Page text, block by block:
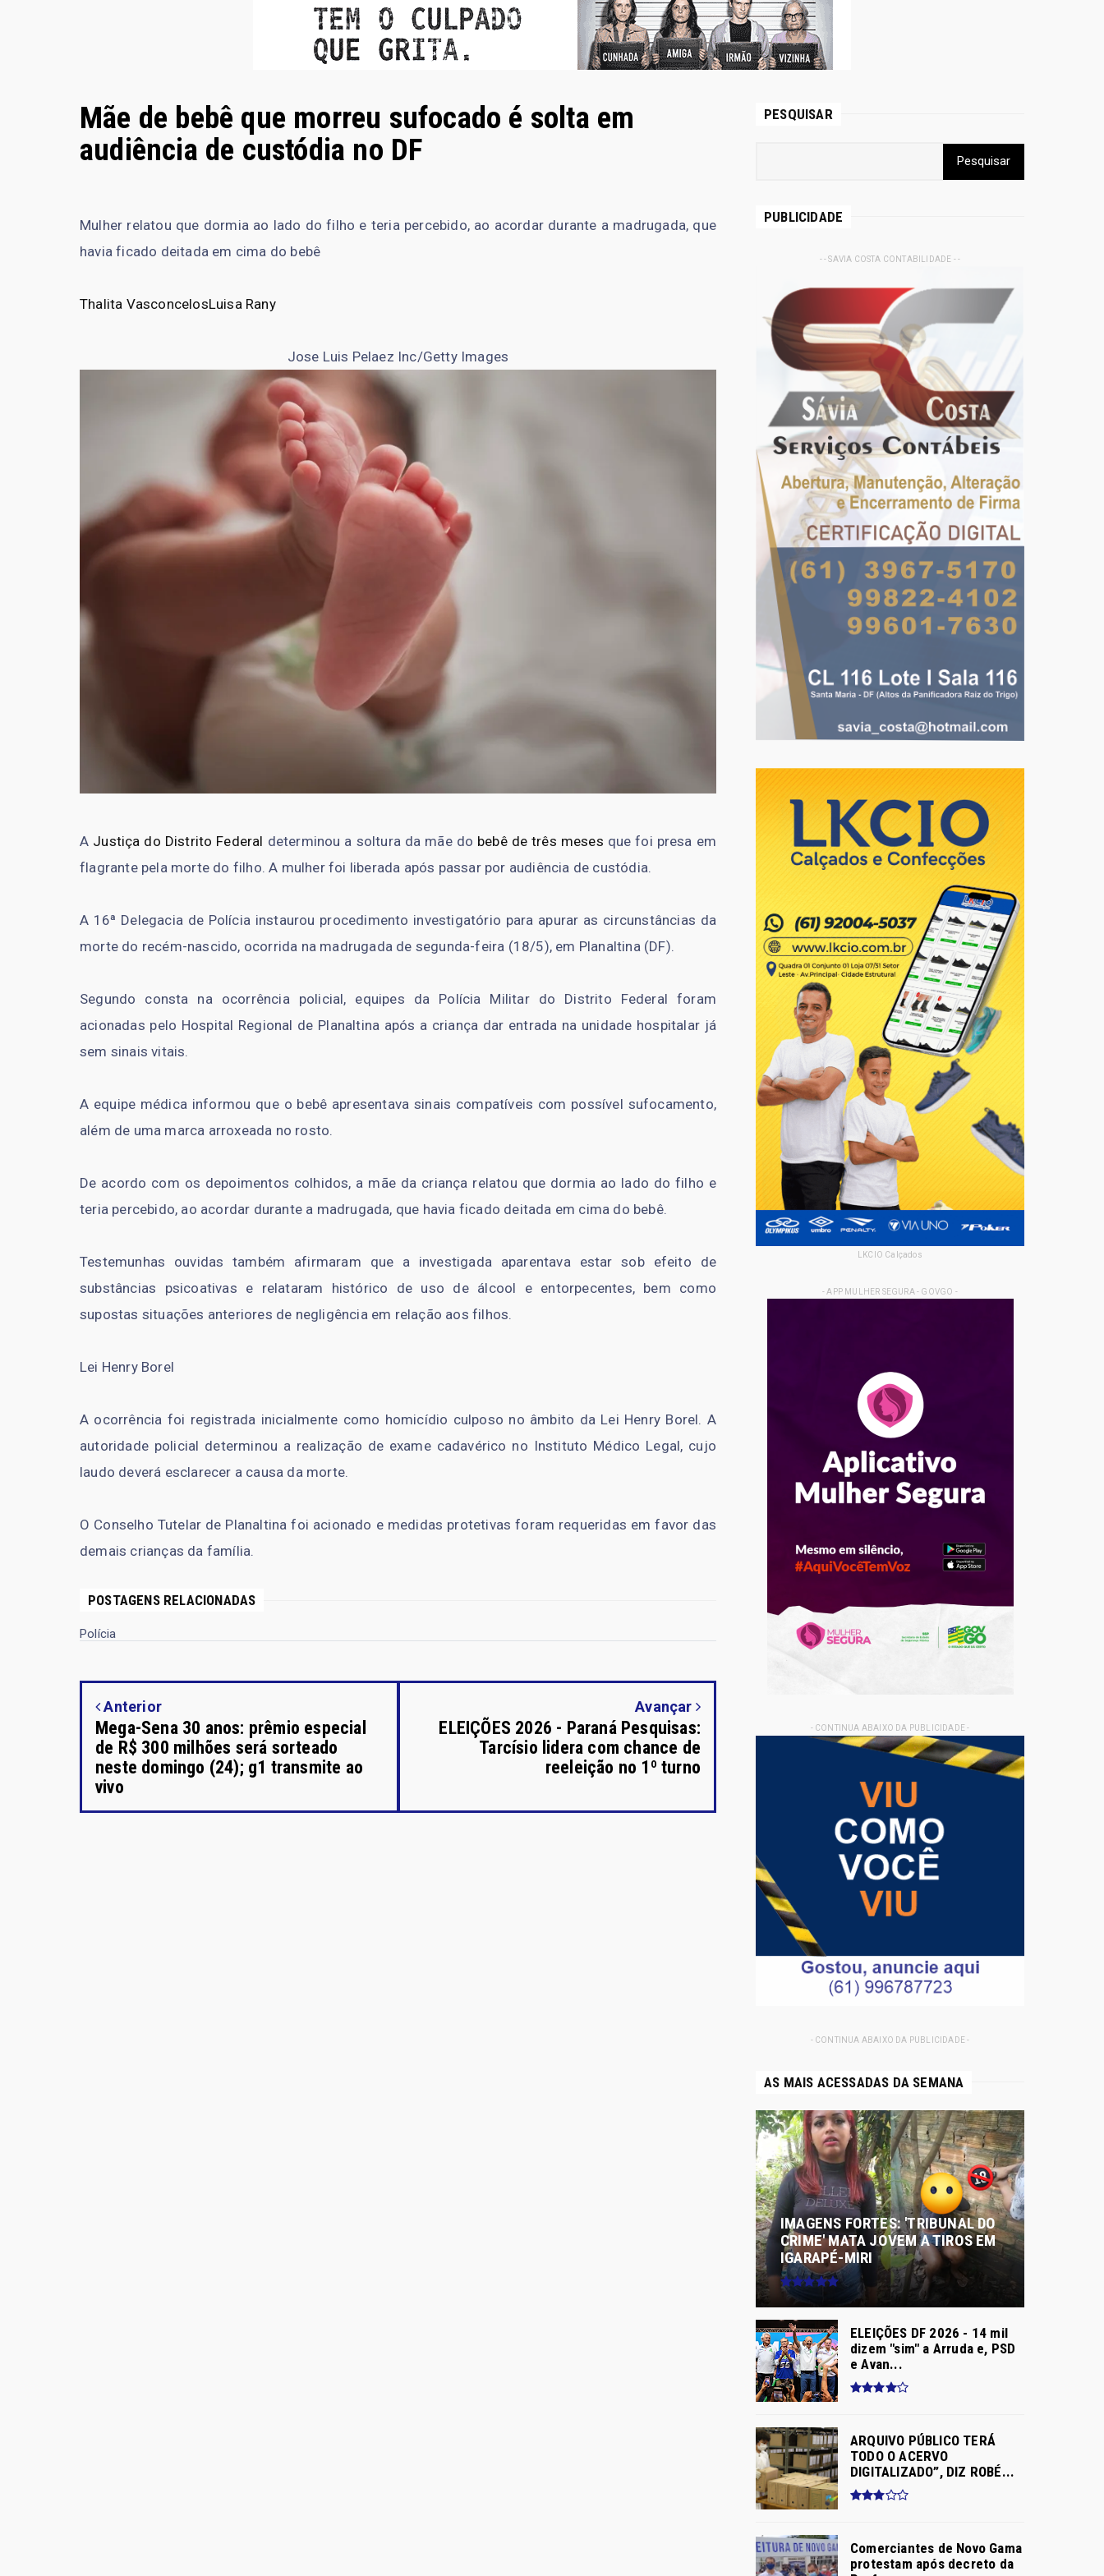
Mãe de bebê que morreu sufocado é solta em
audiência de custódia no DF
Mulher relatou que dormia ao lado do filho e teria percebido, ao acordar durante a madrugada, que
havia ficado deitada em cima do bebê
Thalita VasconcelosLuisa Rany
Jose Luis Pelaez Inc/Getty Images
A Justiça do Distrito Federal determinou a soltura da mãe do bebê de três meses que foi presa em
flagrante pela morte do filho. A mulher foi liberada após passar por audiência de custódia.
A 16ª Delegacia de Polícia instaurou procedimento investigatório para apurar as circunstâncias da
morte do recém-nascido, ocorrida na madrugada de segunda-feira (18/5), em Planaltina (DF).
Segundo consta na ocorrência policial, equipes da Polícia Militar do Distrito Federal foram
acionadas pelo Hospital Regional de Planaltina após a criança dar entrada na unidade hospitalar já
sem sinais vitais.
A equipe médica informou que o bebê apresentava sinais compatíveis com possível sufocamento,
além de uma marca arroxeada no rosto.
De acordo com os depoimentos colhidos, a mãe da criança relatou que dormia ao lado do filho e
teria percebido, ao acordar durante a madrugada, que havia ficado deitada em cima do bebê.
Testemunhas ouvidas também afirmaram que a investigada aparentava estar sob efeito de
substâncias psicoativas e relataram histórico de uso de álcool e entorpecentes, bem como
supostas situações anteriores de negligência em relação aos filhos.
Lei Henry Borel
A ocorrência foi registrada inicialmente como homicídio culposo no âmbito da Lei Henry Borel. A
autoridade policial determinou a realização de exame cadavérico no Instituto Médico Legal, cujo
laudo deverá esclarecer a causa da morte.
O Conselho Tutelar de Planaltina foi acionado e medidas protetivas foram requeridas em favor das
demais crianças da família.
POSTAGENS RELACIONADAS
Polícia
Anterior
Mega-Sena 30 anos: prêmio especial
de R$ 300 milhões será sorteado
neste domingo (24); g1 transmite ao
vivo
Avançar
ELEIÇÕES 2026 - Paraná Pesquisas:
Tarcísio lidera com chance de
reeleição no 1º turno
PESQUISAR
PUBLICIDADE
- - SAVIA COSTA CONTABILIDADE - -
LKCIO Calçados
- APP MULHER SEGURA - GOVGO -
- CONTINUA ABAIXO DA PUBLICIDADE -
- CONTINUA ABAIXO DA PUBLICIDADE -
AS MAIS ACESSADAS DA SEMANA
IMAGENS FORTES: 'TRIBUNAL DO
CRIME' MATA JOVEM A TIROS EM
IGARAPÉ-MIRI
ELEIÇÕES DF 2026 - 14 mil
dizem "sim" a Arruda e, PSD
e Avan...
ARQUIVO PÚBLICO TERÁ
TODO O ACERVO
DIGITALIZADO”, DIZ ROBÉ...
Comerciantes de Novo Gama
protestam após decreto da